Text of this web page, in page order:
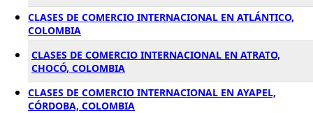
CLASES DE COMERCIO INTERNACIONAL EN ATLÁNTICO,
COLOMBIA
CLASES DE COMERCIO INTERNACIONAL EN ATRATO,
CHOCÓ, COLOMBIA
CLASES DE COMERCIO INTERNACIONAL EN AYAPEL,
CÓRDOBA, COLOMBIA